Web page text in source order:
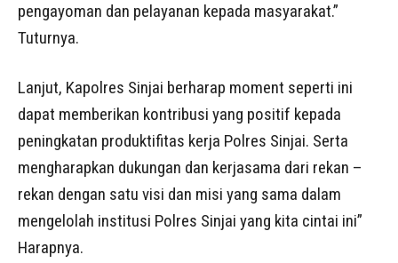
pengayoman dan pelayanan kepada masyarakat.”
Tuturnya.
Lanjut, Kapolres Sinjai berharap moment seperti ini
dapat memberikan kontribusi yang positif kepada
peningkatan produktifitas kerja Polres Sinjai. Serta
mengharapkan dukungan dan kerjasama dari rekan –
rekan dengan satu visi dan misi yang sama dalam
mengelolah institusi Polres Sinjai yang kita cintai ini”
Harapnya.